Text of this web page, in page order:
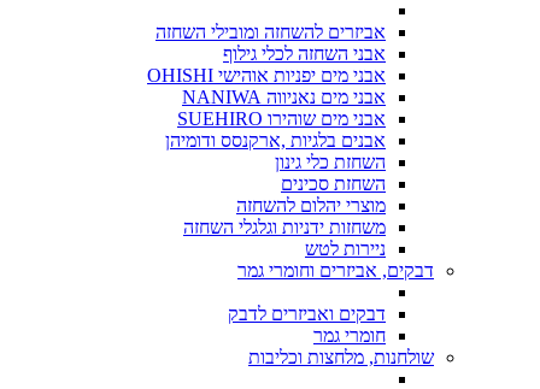
אביזרים להשחזה ומובילי השחזה
אבני השחזה לכלי גילוף
אבני מים יפניות אוהישי OHISHI
אבני מים נאניווה NANIWA
אבני מים שוהירו SUEHIRO
אבנים בלגיות ,ארקנסס ודומיהן
השחזת כלי גינון
השחזת סכינים
מוצרי יהלום להשחזה
משחזות ידניות וגלגלי השחזה
ניירות לטש
דבקים, אביזרים וחומרי גמר
דבקים ואביזרים לדבק
חומרי גמר
שולחנות, מלחצות וכליבות